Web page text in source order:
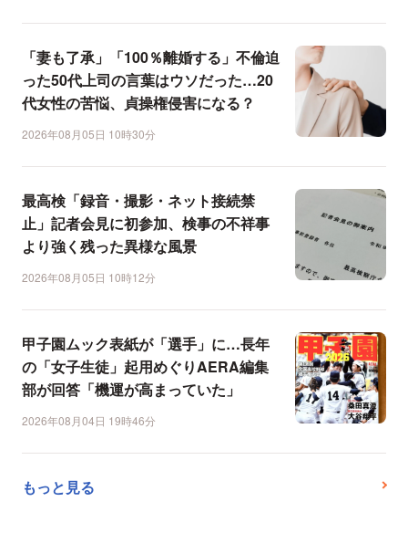
「妻も了承」「100％離婚する」不倫迫
った50代上司の言葉はウソだった…20
代女性の苦悩、貞操権侵害になる？
2026年08月05日 10時30分
最高検「録音・撮影・ネット接続禁
止」記者会見に初参加、検事の不祥事
より強く残った異様な風景
2026年08月05日 10時12分
甲子園ムック表紙が「選手」に…長年
の「女子生徒」起用めぐりAERA編集
部が回答「機運が高まっていた」
2026年08月04日 19時46分
もっと見る